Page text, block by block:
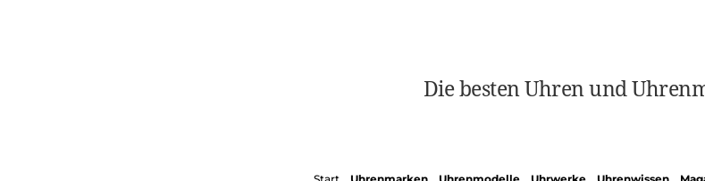
Die besten Uhren und